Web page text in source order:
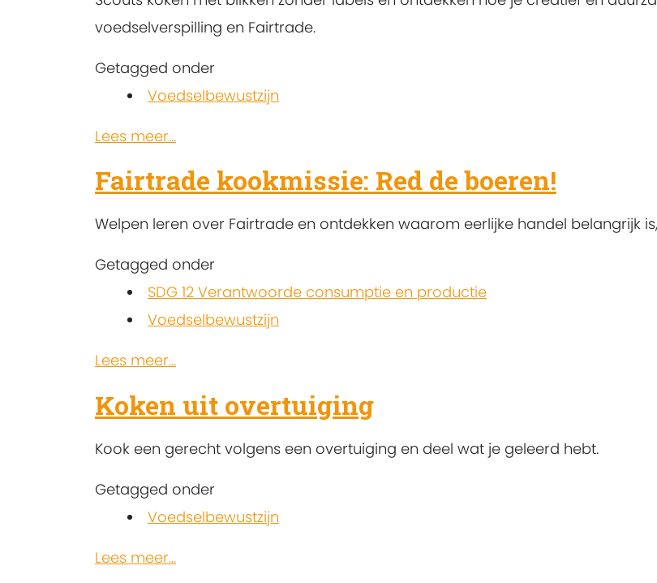
voedselverspilling en Fairtrade.
Getagged onder
Voedselbewustzijn
Lees meer...
Fairtrade kookmissie: Red de boeren!
Welpen leren over Fairtrade en ontdekken waarom eerlijke handel belangrijk
Getagged onder
SDG 12 Verantwoorde consumptie en productie
Voedselbewustzijn
Lees meer...
Koken uit overtuiging
Kook een gerecht volgens een overtuiging en deel wat je geleerd hebt.
Getagged onder
Voedselbewustzijn
Lees meer...